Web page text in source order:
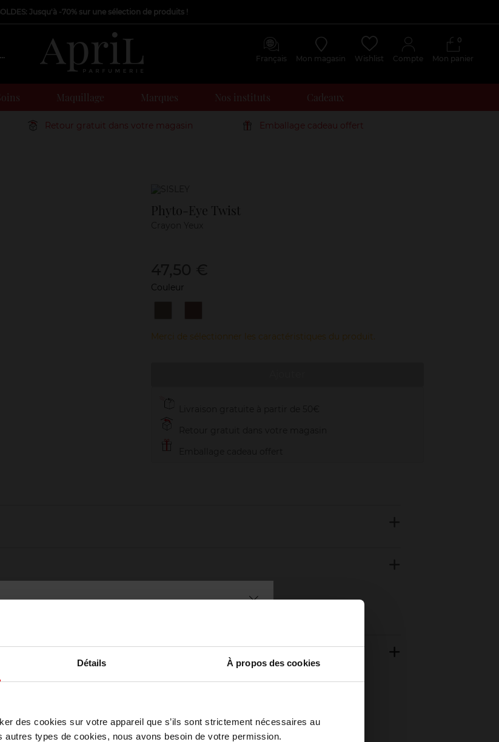
Détails À propos des cookies
des cookies sur votre appareil que s’ils sont strictement nécessaires au
autres types de cookies, nous avons besoin de votre permission.
Jusqu'à -70% sur une sélection de produits !
Français Mon magasin Wishlist Compte Mon panier
0
Maquillage Marques Nos instituts Cadeaux
Retour gratuit dans votre magasin Emballage cadeau offert
Marque
Phyto-Eye Twist
Couleur
Bronze
Merci de sélectionner les caractéristiques du produit.
quelque chose ?
Choisissez votre pays